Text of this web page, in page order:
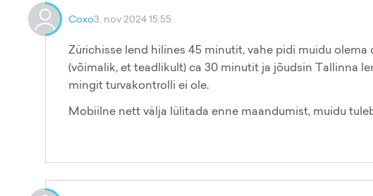
Coxo3. nov 2024 15:55
Zürichisse lend hilines 45 minutit, vahe pidi muidu
(võimalik, et teadlikult) ca 30 minutit ja jõudsin Tallinna
mingit turvakontrolli ei ole.
Mobiilne nett välja lülitada enne maandumist, muidu